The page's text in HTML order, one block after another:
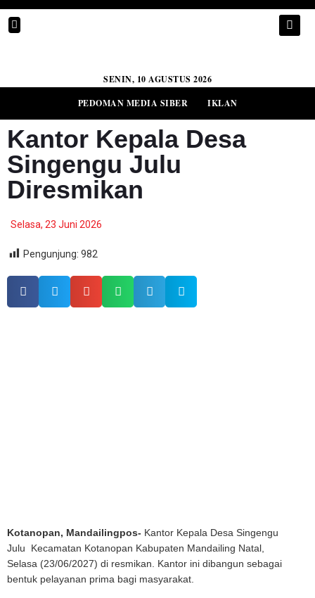
SENIN, 10 AGUSTUS 2026
PEDOMAN MEDIA SIBER
IKLAN
Kantor Kepala Desa
Singengu Julu
Diresmikan
Selasa, 23 Juni 2026
Pengunjung: 982
Kotanopan, Mandailingpos- Kantor Kepala Desa Singengu
Julu Kecamatan Kotanopan Kabupaten Mandailing Natal,
Selasa (23/06/2027) di resmikan. Kantor ini dibangun sebagai
bentuk pelayanan prima bagi masyarakat.